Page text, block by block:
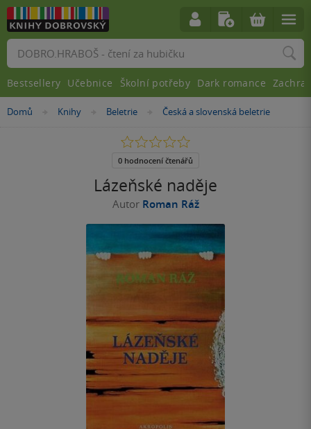
Nacházíte
Domů »
Knihy »
Beletrie »
Česká a slovenská beletrie
Lázeňské naděje
Autor Roman Ráž
0.0
5
0 hodnocení čtenářů
Vyhledávání
Bestsellery Učebnice Školní potřeby Dark romance